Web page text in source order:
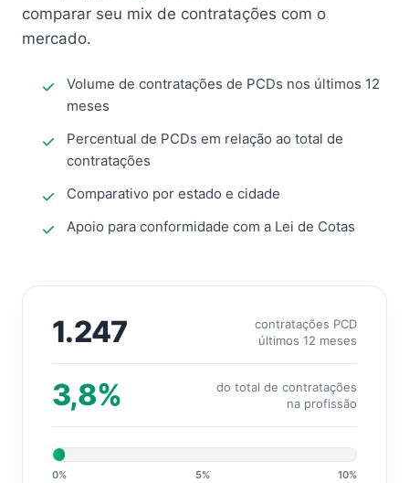
comparar seu mix de contratações com o
mercado.
Volume de contratações de PCDs nos últimos 12
meses
Percentual de PCDs em relação ao total de
contratações
Comparativo por estado e cidade
Apoio para conformidade com a Lei de Cotas
1.247
contratações PCD
últimos 12 meses
3,8%
do total de contratações
na profissão
0% 5% 10%